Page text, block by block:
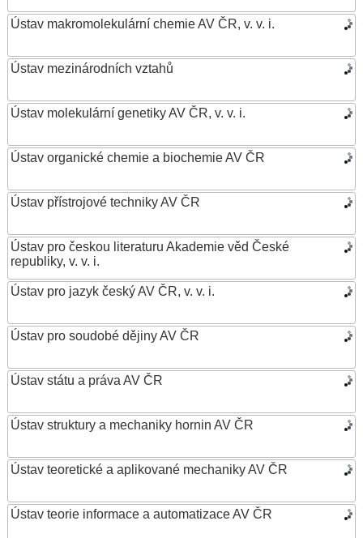
Ústav makromolekulární chemie AV ČR, v. v. i.
Ústav mezinárodních vztahů
Ústav molekulární genetiky AV ČR, v. v. i.
Ústav organické chemie a biochemie AV ČR
Ústav přístrojové techniky AV ČR
Ústav pro českou literaturu Akademie věd České
republiky, v. v. i.
Ústav pro jazyk český AV ČR, v. v. i.
Ústav pro soudobé dějiny AV ČR
Ústav státu a práva AV ČR
Ústav struktury a mechaniky hornin AV ČR
Ústav teoretické a aplikované mechaniky AV ČR
Ústav teorie informace a automatizace AV ČR